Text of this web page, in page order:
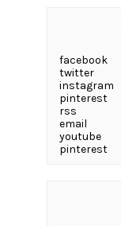
facebook
twitter
instagram
pinterest
rss
email
youtube
pinterest